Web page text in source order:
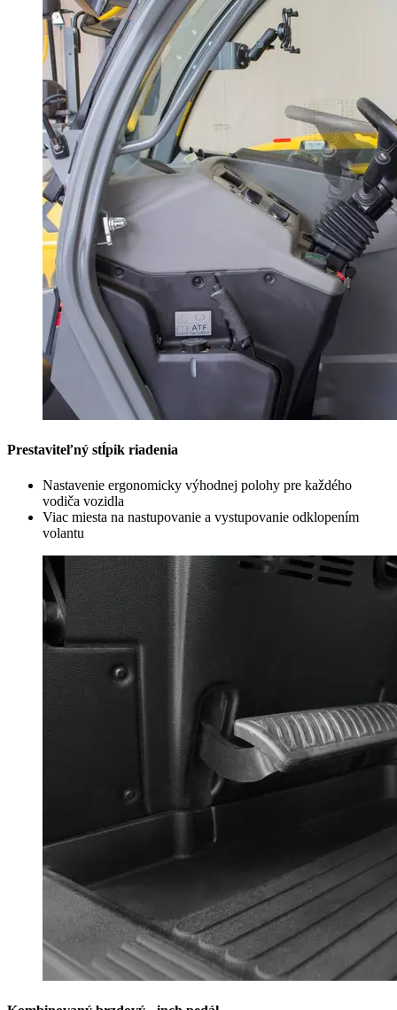
Prestaviteľný stĺpik riadenia
Nastavenie ergonomicky výhodnej polohy pre každého
vodiča vozidla
Viac miesta na nastupovanie a vystupovanie odklopením
volantu